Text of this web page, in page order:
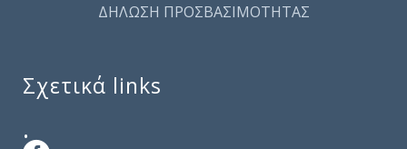
ΔΗΛΩΣΗ ΠΡΟΣΒΑΣΙΜΟΤΗΤΑΣ
Σχετικά links
.